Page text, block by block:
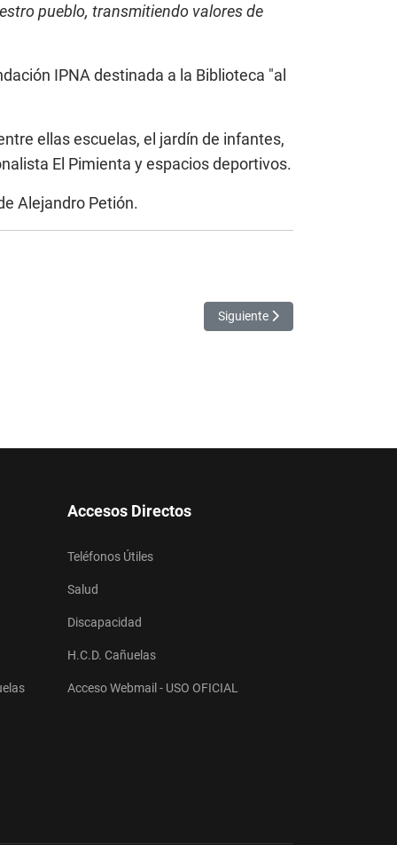
pueblo, transmitiendo valores de
IPNA destinada a la Biblioteca "al
ellas escuelas, el jardín de infantes,
El Pimienta y espacios deportivos.
Alejandro Petión.
Artículo siguiente: Marisa Fassi
Siguiente
Accesos Directos
Teléfonos Útiles
Salud
Discapacidad
H.C.D. Cañuelas
Acceso Webmail - USO OFICIAL